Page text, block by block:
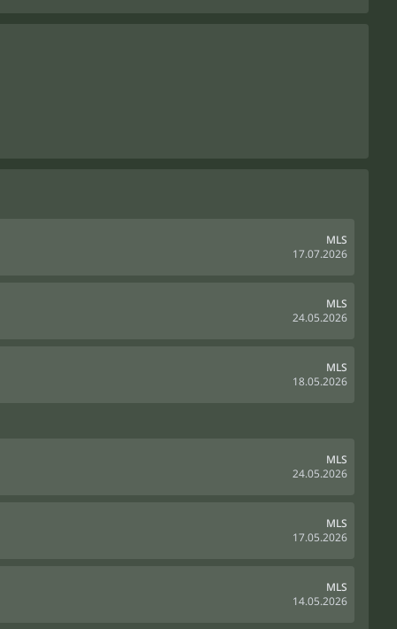
MLS
17.07.2026
MLS
24.05.2026
MLS
18.05.2026
MLS
24.05.2026
MLS
17.05.2026
MLS
14.05.2026